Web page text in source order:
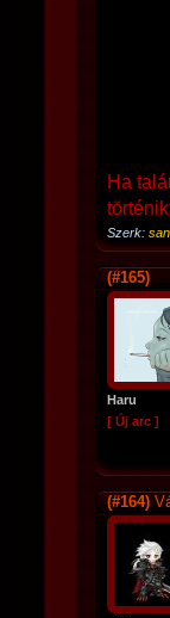
Ha
Szerk:
(#165)
Haru
[ Új arc ]
(#164)